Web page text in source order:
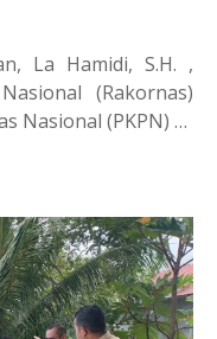
La Hamidi, S.H. ,
(Rakornas)
Nasional (PKPN) …